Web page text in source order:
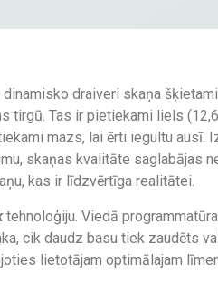
draiveri skaņa
tirgū. Tas ir pietiekami liels
mazs, lai ērti iegultu ausī.
skaņas kvalitāte saglabājas
kas ir līdzvērtīga realitātei.
tehnoloģiju. Viedā
cik daudz basu tiek zaudēts
lietotājam optimālajam